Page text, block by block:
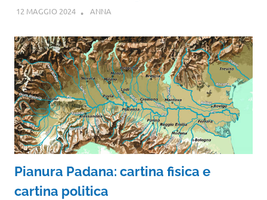
12 MAGGIO 2024 ANNA
Pianura Padana: cartina fisica e
cartina politica